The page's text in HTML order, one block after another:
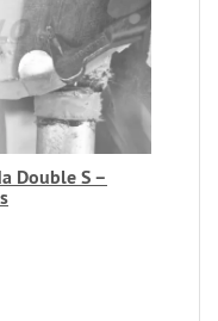
Double S –